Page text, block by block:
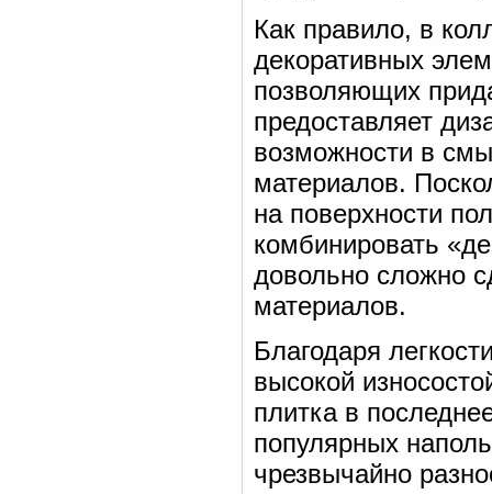
Как правило, в
декоративных
позволяющих
предоставляет
возможности в
материалов.
на поверхности
комбинировать
довольно сложно
материалов.
Благодаря
высокой
плитка в
популярных
чрезвычайно